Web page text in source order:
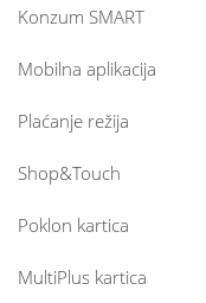
Konzum SMART
Mobilna aplikacija
Plaćanje režija
Shop&Touch
Poklon kartica
MultiPlus kartica